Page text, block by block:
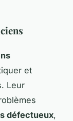
et
Leur
défectueux,